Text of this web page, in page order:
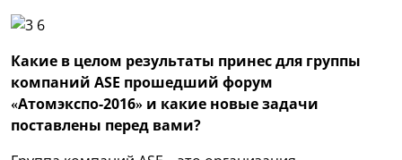
Какие в целом результаты принес для группы
компаний ASE прошедший форум
«Атомэкспо-2016» и какие новые задачи
поставлены перед вами?